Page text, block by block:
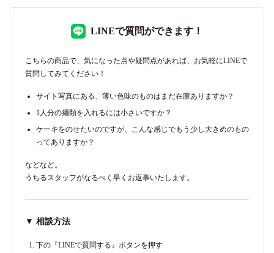
LINEで質問ができます！
こちらの商品で、気になった点や疑問点があれば、お気軽にLINEで
質問してみてください！
サイト写真にある、薄い色味のものはまだ在庫ありますか？
1人分の麺類を入れるには小さいですか？
ケーキをのせたいのですが、こんな感じでもう少し大きめのもの
ってありますか？
などなど。
うちるスタッフがなるべく早くお返事いたします。
▼ 相談方法
下の『LINEで質問する』ボタンを押す